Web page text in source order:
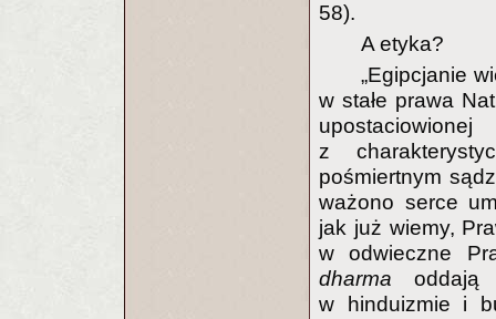
58).
A etyka?
„Egipcjanie
w stałe prawa
z
pośmiertnym
ważono serce
jak już wiemy,
w odwieczne
dharma oddają
w hinduizmie i